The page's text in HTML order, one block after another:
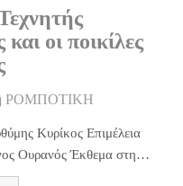
οι ποικίλες
ΡΟΜΠΟΤΙΚΗ
Κυρίκος Επιμέλεια
Ουρανός Έκθεμα στη…